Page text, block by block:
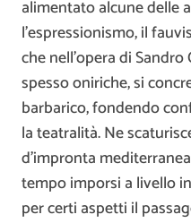
alimentato alcune delle
l’espressionismo, il
che nell’opera di
spesso oniriche, si
barbarico, fondendo
la teatralità. Ne
d’impronta
tempo imporsi a livello
per certi aspetti il